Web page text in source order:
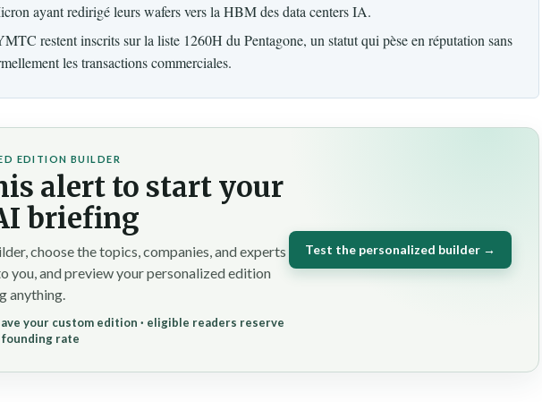
ayant redirigé leurs wafers vers la HBM des data centers IA.
restent inscrits sur la liste 1260H du Pentagone, un statut qui pèse en réputation sans
les transactions commerciales.
EDITION BUILDER
alert to start your
briefing
choose the topics, companies, and experts
you, and preview your personalized edition
anything.
your custom edition · eligible readers reserve
rate
Test the personalized builder →